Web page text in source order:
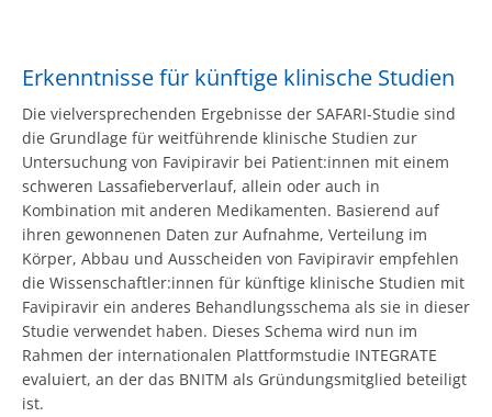
Erkenntnisse für künftige klinische Studien
Die vielversprechenden Ergebnisse der SAFARI-Studie sind
die Grundlage für weitführende klinische Studien zur
Untersuchung von Favipiravir bei Patient:innen mit einem
schweren Lassafieberverlauf, allein oder auch in
Kombination mit anderen Medikamenten. Basierend auf
ihren gewonnenen Daten zur Aufnahme, Verteilung im
Körper, Abbau und Ausscheiden von Favipiravir empfehlen
die Wissenschaftler:innen für künftige klinische Studien mit
Favipiravir ein anderes Behandlungsschema als sie in dieser
Studie verwendet haben. Dieses Schema wird nun im
Rahmen der internationalen Plattformstudie INTEGRATE
evaluiert, an der das BNITM als Gründungsmitglied beteiligt
ist.